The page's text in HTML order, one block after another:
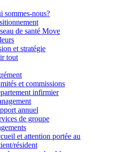
sommes-nous?
de santé Move
et stratégie
tout
et commissions
infirmier
annuel
de groupe
et attention portée au
résident